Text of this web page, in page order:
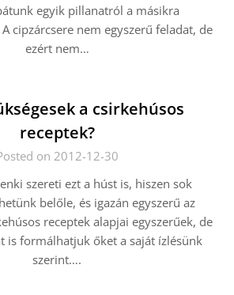
egyik pillanatról a másikra
cipzárcsere nem egyszerű feladat, de
ezért nem…
a csirkehúsos
receptek?
on 2012-12-30
szereti ezt a húst is, hiszen sok
belőle, és igazán egyszerű az
receptek alapjai egyszerűek, de
is formálhatjuk őket a saját ízlésünk
szerint….